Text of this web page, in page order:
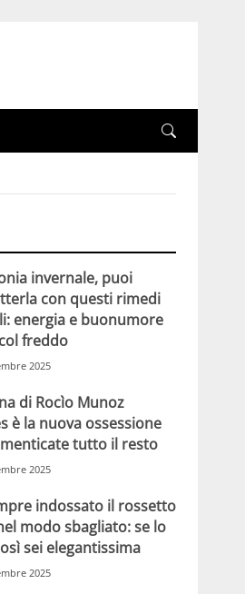
invernale, puoi
con questi rimedi
energia e buonumore
freddo
2025
di Rocìo Munoz
è la nuova ossessione
tutto il resto
2025
indossato il rossetto
modo sbagliato: se lo
sei elegantissima
2025